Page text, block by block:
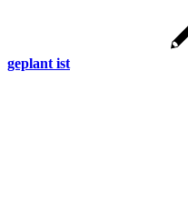
geplant ist